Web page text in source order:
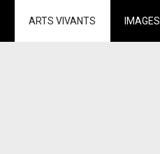
ARTS VIVANTS IMAGES